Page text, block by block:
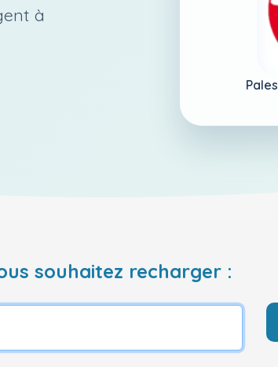
à
souhaitez recharger :